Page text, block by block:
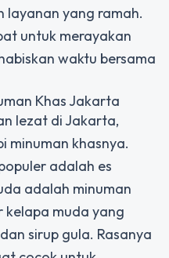
layanan yang ramah.
untuk merayakan
waktu bersama
Khas Jakarta
lezat di Jakarta,
minuman khasnya.
adalah es
adalah minuman
muda yang
sirup gula. Rasanya